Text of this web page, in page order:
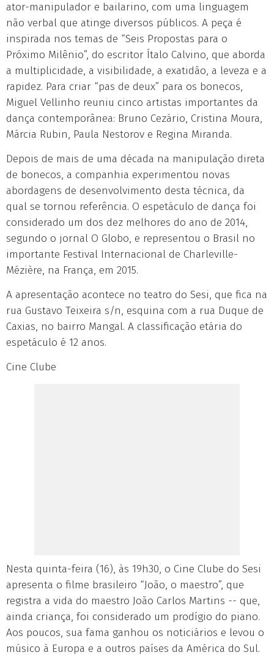
ator-manipulador e bailarino, com uma linguagem
não verbal que atinge diversos públicos. A peça é
inspirada nos temas de “Seis Propostas para o
Próximo Milênio”, do escritor Ítalo Calvino, que aborda
a multiplicidade, a visibilidade, a exatidão, a leveza e a
rapidez. Para criar “pas de deux” para os bonecos,
Miguel Vellinho reuniu cinco artistas importantes da
dança contemporânea: Bruno Cezário, Cristina Moura,
Márcia Rubin, Paula Nestorov e Regina Miranda.
Depois de mais de uma década na manipulação direta
de bonecos, a companhia experimentou novas
abordagens de desenvolvimento desta técnica, da
qual se tornou referência. O espetáculo de dança foi
considerado um dos dez melhores do ano de 2014,
segundo o jornal O Globo, e representou o Brasil no
importante Festival Internacional de Charleville-
Mézière, na França, em 2015.
A apresentação acontece no teatro do Sesi, que fica na
rua Gustavo Teixeira s/n, esquina com a rua Duque de
Caxias, no bairro Mangal. A classificação etária do
espetáculo é 12 anos.
Cine Clube
Nesta quinta-feira (16), às 19h30, o Cine Clube do Sesi
apresenta o filme brasileiro “João, o maestro”, que
registra a vida do maestro João Carlos Martins -- que,
ainda criança, foi considerado um prodígio do piano.
Aos poucos, sua fama ganhou os noticiários e levou o
músico à Europa e a outros países da América do Sul.